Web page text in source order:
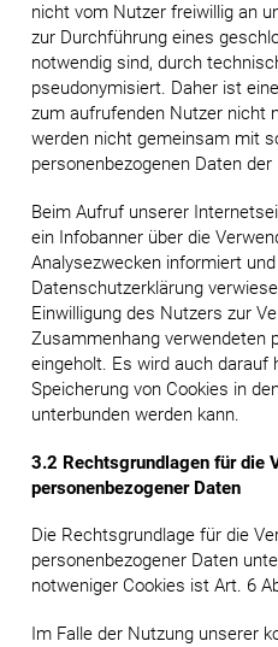
nicht vom Nutzer freiwillig an
zur Durchführung eines
notwendig sind, durch
pseudonymisiert. Daher ist
zum aufrufenden Nutzer nicht
werden nicht gemeinsam mit
personenbezogenen Daten
Beim Aufruf unserer
ein Infobanner über die
Analysezwecken informiert
Datenschutzerklärung
Einwilligung des Nutzers zur
Zusammenhang verwendeten
eingeholt. Es wird auch darauf
Speicherung von Cookies in
unterbunden werden kann.
3.2 Rechtsgrundlagen für die
personenbezogener Daten
Die Rechtsgrundlage für die
personenbezogener Daten
notweniger Cookies ist Art. 6
Im Falle der Nutzung unserer